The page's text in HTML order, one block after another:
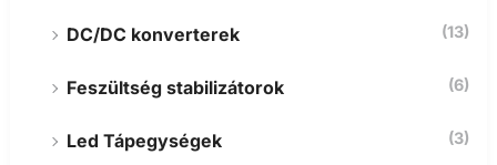
DC/DC konverterek (13)
Feszültség stabilizátorok (6)
Led Tápegységek (3)